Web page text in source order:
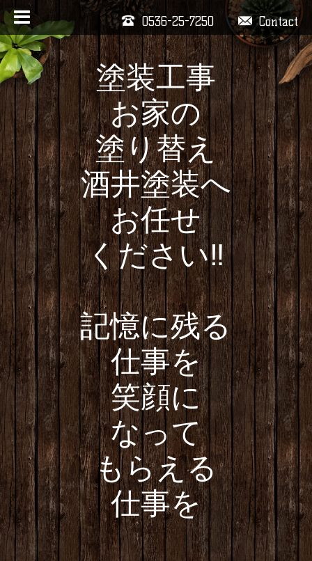
Contact
0536-25-7250
塗装工事
お家の
塗り替え
酒井塗装へ
お任せ
ください‼️
記憶に残る
仕事を
笑顔に
なって
もらえる
仕事を